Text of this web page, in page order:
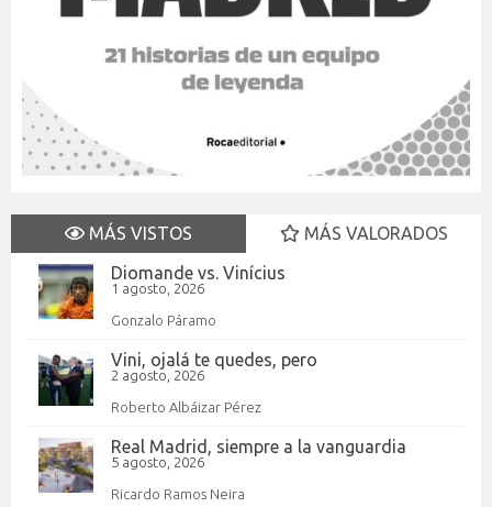
MÁS VISTOS
MÁS VALORADOS
Diomande vs. Vinícius
1 agosto, 2026
Gonzalo Páramo
Vini, ojalá te quedes, pero
2 agosto, 2026
Roberto Albáizar Pérez
Real Madrid, siempre a la vanguardia
5 agosto, 2026
Ricardo Ramos Neira